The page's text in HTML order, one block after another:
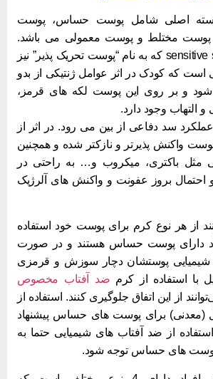
پوست به 5 دسته اصلی شامل پوست حساس، پوست
مختلط و پوست معمولی می باشد.
پوست حساس یا sensitive skin که به نام “پوست تحریک پذیر” نیز
که کودک در اثر عوامل ژنتیکی از بدو
و بر روی این پوست لکه های قرمز،
وجود دارد.
سد دفاعی از بین می رود. در اثر از
واکنش پذیرتر و نازکتر شده و همچنین
باکتری، میکروب و… به راحتی در
بروز عفونت و واکنش های آلرژیک
از هر نوع کرم برای پوست خود استفاده
دارای پوست حساس هستند و در صورت
پوستشان دچار سوزش و قرمزی
استفاده از کرم ضد آفتاب مخصوص
از این اتفاق جلوگیری کنند. استفاده از
برای پوست های حساس پیشنهاد
از ضد آفتاب های شیمیایی حتما به
های حساس توجه شود.